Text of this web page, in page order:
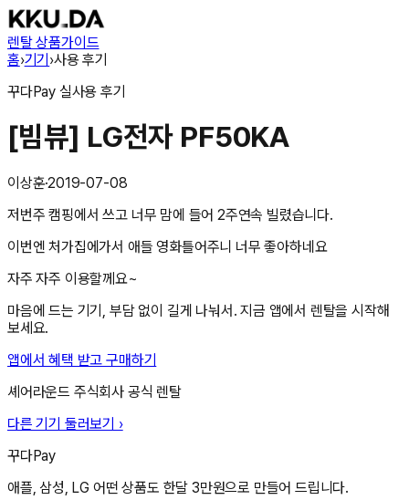
렌탈 상품가이드
홈›기기›사용 후기
꾸다Pay 실사용 후기
[빔뷰] LG전자 PF50KA
이상훈·2019-07-08
저번주 캠핑에서 쓰고 너무 맘에 들어 2주연속 빌렸습니다.
이번엔 처가집에가서 애들 영화틀어주니 너무 좋아하네요
자주 자주 이용할께요~
마음에 드는 기기, 부담 없이 길게 나눠서. 지금 앱에서 렌탈을 시작해
보세요.
앱에서 혜택 받고 구매하기
셰어라운드 주식회사 공식 렌탈
다른 기기 둘러보기 ›
꾸다Pay
애플, 삼성, LG 어떤 상품도 한달 3만원으로 만들어 드립니다.